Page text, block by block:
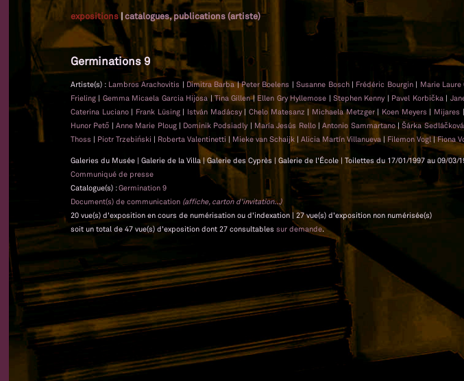
expositions|catalogues, publications (artiste)
Germinations 9
Artiste(s) : Lambros Arachovitis | Dimitra Barba|Peter Boelens |Susanne Bosch | Frédéric Bourgin | Marie Laure
Frieling | Gemma Micaela Garcia Hijosa |Tina Gillen| Ellen Gry Hyllemose |Stephen Kenny | Pavel Korbička |
Caterina Luciano | Frank Lüsing | István Madácsy | Chelo Matesanz | Michaela Metzger | Koen Meyers | Mijares |
Hunor Pető | Anne Marie Ploug | Dominik Podsiadly | María Jesús Rello |Antonio Sammartano|Šárka Sedláčková
Thoss | Piotr Trzebiński | Roberta Valentinetti | Mieke van Schaijk | Alicia Martín Villanueva | Filemon Vogl|Fiona
Galeries du Musée | Galerie de la Villa | Galerie des Cyprès | Galerie de l'École | Toilettes du 17/01/1997 au 09/03/
Communiqué de presse
Catalogue(s) :Germination 9
Document(s) de communication (affiche, carton d'invitation...)
20 vue(s) d'exposition en cours de numérisation ou d'indexation | 27 vue(s) d'exposition non numérisée(s)
soit un total de 47 vue(s) d'exposition dont 27 consultables sur demande.